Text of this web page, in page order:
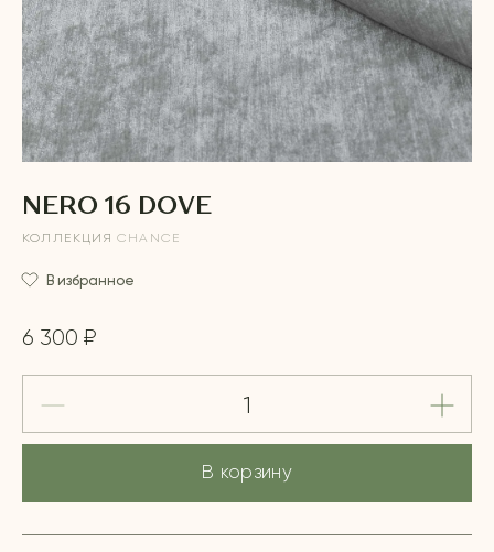
NERO 16 DOVE
КОЛЛЕКЦИЯ CHANCE
В избранное
6 300 ₽
В корзину